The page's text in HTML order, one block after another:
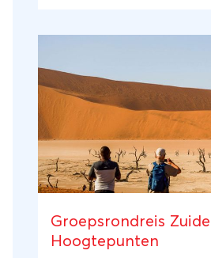
Een onvergetelijke ervaring
bij zal blijven.
Groepsrondreis
Hoogtepunten